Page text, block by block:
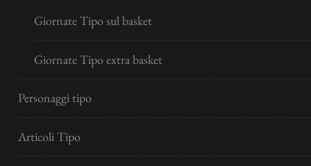
Giornate Tipo sul basket
Giornate Tipo extra basket
Personaggi tipo
Articoli Tipo